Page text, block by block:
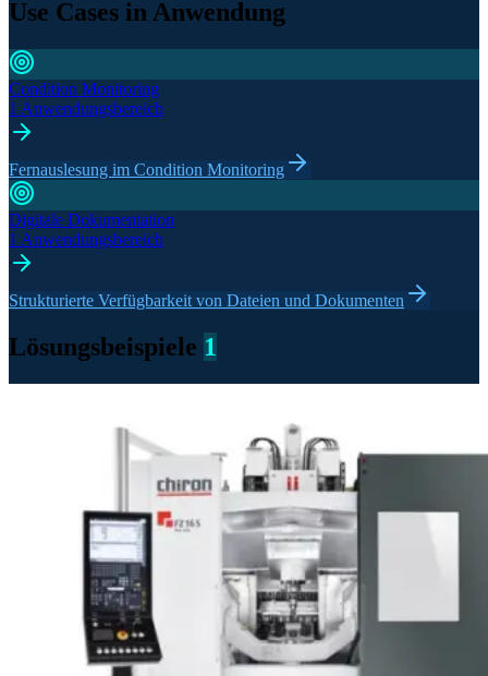
Use Cases in Anwendung
Condition Monitoring
1 Anwendungsbereich
Fernauslesung im Condition Monitoring
Digitale Dokumentation
1 Anwendungsbereich
Strukturierte Verfügbarkeit von Dateien und Dokumenten
Lösungsbeispiele 1